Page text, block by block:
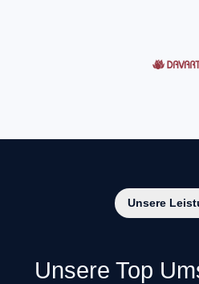
Unsere
Unsere Top